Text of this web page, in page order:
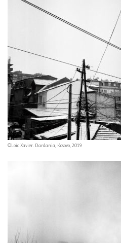
©Loïc Xavier. Dardania, Kosovo, 2019